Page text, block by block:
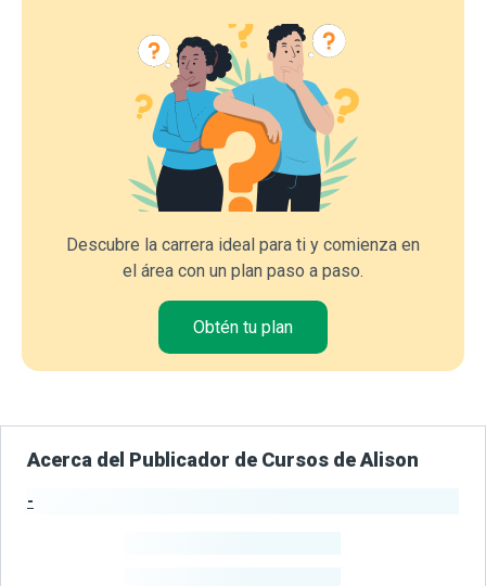
Descubre la carrera ideal para ti y comienza en
el área con un plan paso a paso.
Obtén tu plan
Acerca del Publicador de Cursos de Alison
-